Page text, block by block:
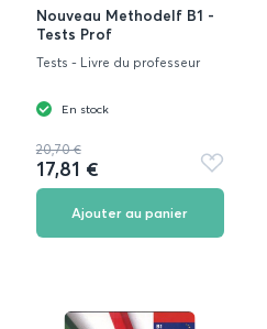
Nouveau Methodelf B1 -
Tests Prof
Tests - Livre du professeur
En stock
20,70 €
17,81 €
Ajouter
aux
Ajouter au panier